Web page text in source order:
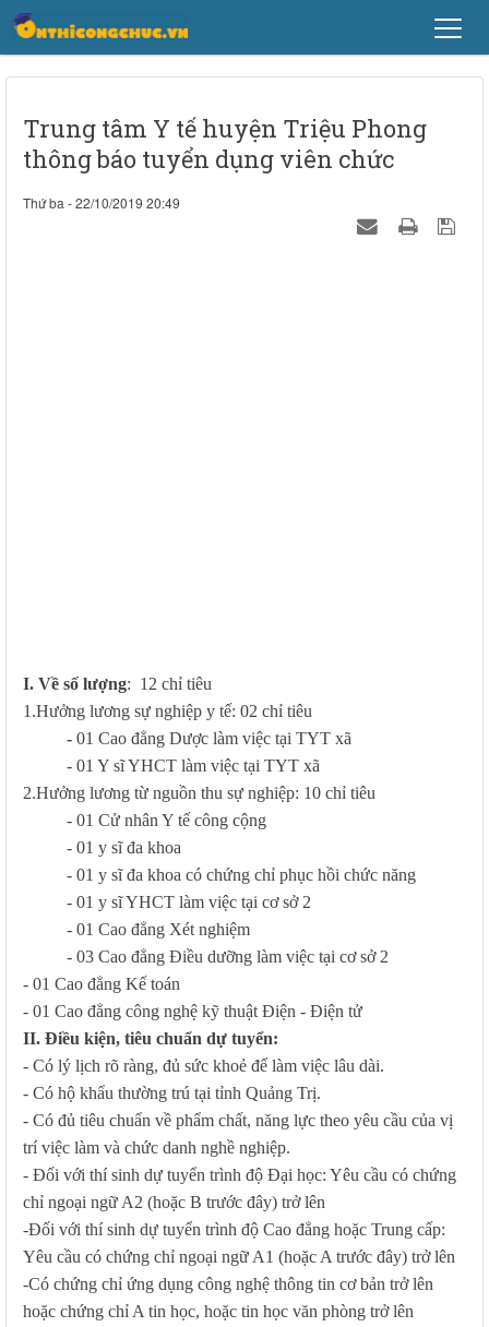
Trung tâm Y tế huyện Triệu Phong
thông báo tuyển dụng viên chức
Thứ ba - 22/10/2019 20:49
I. Về số lượng: 12 chỉ tiêu
1.Hưởng lương sự nghiệp y tế: 02 chỉ tiêu
- 01 Cao đẳng Dược làm việc tại TYT xã
- 01 Y sĩ YHCT làm việc tại TYT xã
2.Hưởng lương từ nguồn thu sự nghiệp: 10 chỉ tiêu
- 01 Cử nhân Y tế công cộng
- 01 y sĩ đa khoa
- 01 y sĩ đa khoa có chứng chỉ phục hồi chức năng
- 01 y sĩ YHCT làm việc tại cơ sở 2
- 01 Cao đẳng Xét nghiệm
- 03 Cao đẳng Điều dưỡng làm việc tại cơ sở 2
- 01 Cao đẳng Kế toán
- 01 Cao đẳng công nghệ kỹ thuật Điện - Điện tử
II. Điều kiện, tiêu chuẩn dự tuyển:
- Có lý lịch rõ ràng, đủ sức khoẻ để làm việc lâu dài.
- Có hộ khẩu thường trú tại tỉnh Quảng Trị.
- Có đủ tiêu chuẩn về phẩm chất, năng lực theo yêu cầu của vị
trí việc làm và chức danh nghề nghiệp.
- Đối với thí sinh dự tuyển trình độ Đại học: Yêu cầu có chứng
chỉ ngoại ngữ A2 (hoặc B trước đây) trở lên
-Đối với thí sinh dự tuyển trình độ Cao đẳng hoặc Trung cấp:
Yêu cầu có chứng chỉ ngoại ngữ A1 (hoặc A trước đây) trở lên
-Có chứng chỉ ứng dụng công nghệ thông tin cơ bản trở lên
hoặc chứng chỉ A tin học, hoặc tin học văn phòng trở lên